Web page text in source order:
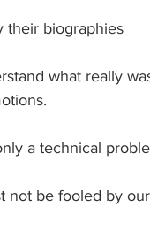
their biographies
what really
a technical
not be fooled by